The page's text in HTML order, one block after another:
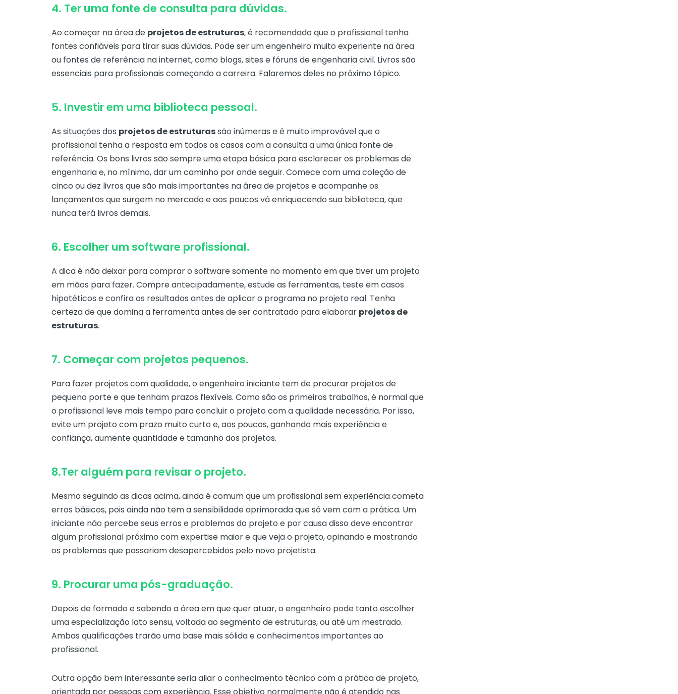
4. Ter uma fonte de consulta para dúvidas.
Ao começar na área de projetos de estruturas, é recomendado que o profissional tenha
fontes confiáveis para tirar suas dúvidas. Pode ser um engenheiro muito experiente na área
ou fontes de referência na internet, como blogs, sites e fóruns de engenharia civil. Livros são
essenciais para profissionais começando a carreira. Falaremos deles no próximo tópico.
5. Investir em uma biblioteca pessoal.
As situações dos projetos de estruturassão inúmeras e é muito improvável que o
profissional tenha a resposta em todos os casos com a consulta a uma única fonte de
referência. Os bons livros são sempre uma etapa básica para esclarecer os problemas de
engenharia e, no mínimo, dar um caminho por onde seguir. Comece com uma coleção de
cinco ou dez livros que são mais importantes na área de projetos e acompanhe os
lançamentos que surgem no mercado e aos poucos vá enriquecendo sua biblioteca, que
nunca terá livros demais.
6. Escolher um software profissional.
A dica é não deixar para comprar o software somente no momento em que tiver um projeto
em mãos para fazer. Compre antecipadamente, estude as ferramentas, teste em casos
hipotéticos e confira os resultados antes de aplicar o programa no projeto real. Tenha
certeza de que domina a ferramenta antes de ser contratado para elaborar projetos de
estruturas.
7. Começar com projetos pequenos.
Para fazer projetos com qualidade, o engenheiro iniciante tem de procurar projetos de
pequeno porte e que tenham prazos flexíveis. Como são os primeiros trabalhos, é normal que
o profissional leve mais tempo para concluir o projeto com a qualidade necessária. Por isso,
evite um projeto com prazo muito curto e, aos poucos, ganhando mais experiência e
confiança, aumente quantidade e tamanho dos projetos.
8.Ter alguém para revisar o projeto.
Mesmo seguindo as dicas acima, ainda é comum que um profissional sem experiência cometa
erros básicos, pois ainda não tem a sensibilidade aprimorada que só vem com a prática. Um
iniciante não percebe seus erros e problemas do projeto e por causa disso deve encontrar
algum profissional próximo com expertise maior e que veja o projeto, opinando e mostrando
os problemas que passariam desapercebidos pelo novo projetista.
9. Procurar uma pós-graduação.
Depois de formado e sabendo a área em que quer atuar, o engenheiro pode tanto escolher
uma especialização lato sensu, voltada ao segmento de estruturas, ou até um mestrado.
Ambas qualificações trarão uma base mais sólida e conhecimentos importantes ao
profissional.
Outra opção bem interessante seria aliar o conhecimento técnico com a prática de projeto,